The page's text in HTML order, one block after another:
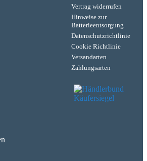
Vertrag widerrufen
Hinweise zur
Batterieentsorgung
Datenschutzrichtlinie
Cookie Richtlinie
Versandarten
Zahlungsarten